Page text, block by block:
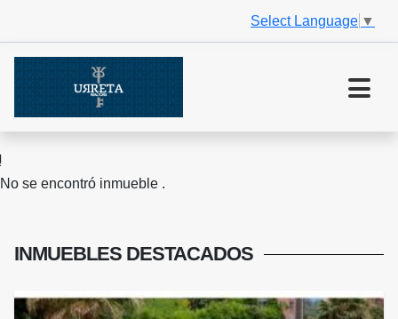
Select Language ▼
No se encontró inmueble .
INMUEBLES DESTACADOS